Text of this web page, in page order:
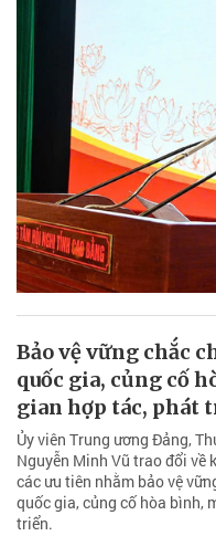
Bảo vệ vững chắc
quốc gia, củng cố
gian hợp tác, phát
Ủy viên Trung ương Đảng,
Nguyễn Minh Vũ trao đổi về
các ưu tiên nhằm bảo vệ
quốc gia, củng cố hòa bình,
triển.